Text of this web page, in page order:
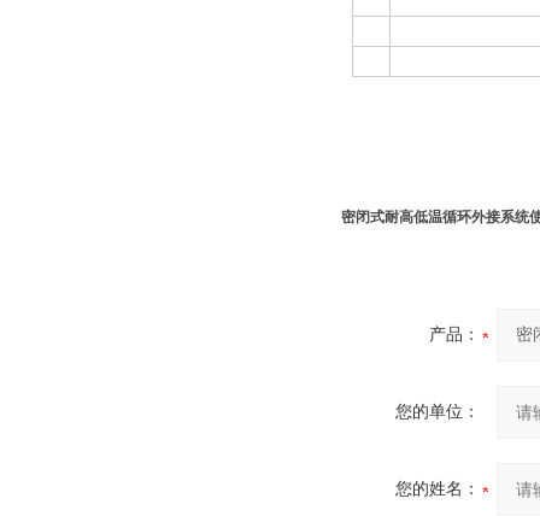
密闭式耐高低温循环外接系统
产品：
您的单位：
您的姓名：